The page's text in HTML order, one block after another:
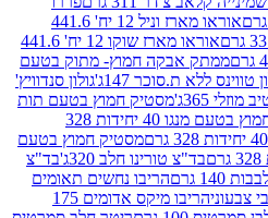
אוראו מארז וניל 12 יח' 441.6
אוראו מארז שוקו 12 יח' 441.6
חמוץ- מתוק בטעם
147ג'
גולון סנדוויץ'
מסטיק חמוץ בטעם תות
מסטיק חמוץ בטעם מנגו 40 יחידות 328
מסטיק חמוץ בטעם
טורינו חלב 320ג'
בד"צ
הריבו נחשים תאומים
הריבו מיקס אדומים 175